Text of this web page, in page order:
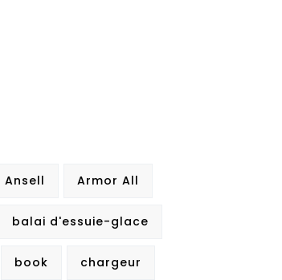
Ansell Armor All
balai d'essuie-glace
book chargeur